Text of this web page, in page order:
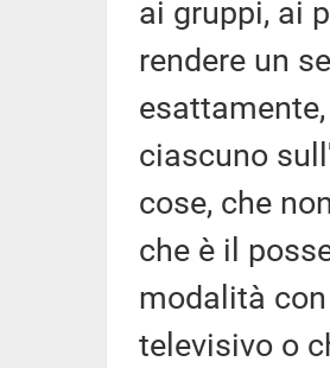
ai gruppi, ai
rendere un
ciascuno
cose, che
che è il
modalità
televisivo o